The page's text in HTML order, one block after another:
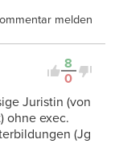
melden
8
0
Juristin (von
ohne exec.
(Jg